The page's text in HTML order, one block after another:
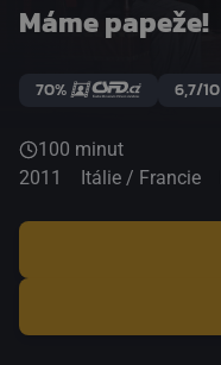
Máme papeže!
70% 6,7/10
100 minut
2011
Itálie / Francie